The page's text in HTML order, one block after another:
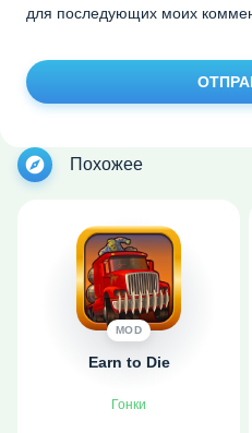
для последующих моих
Похожее
MOD
Earn to Die
Гонки